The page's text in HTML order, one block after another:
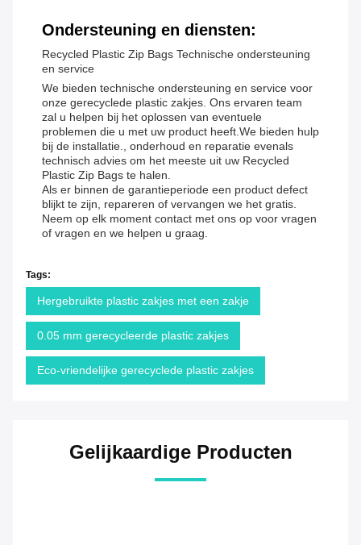
Ondersteuning en diensten:
Recycled Plastic Zip Bags Technische ondersteuning
en service
We bieden technische ondersteuning en service voor
onze gerecyclede plastic zakjes. Ons ervaren team
zal u helpen bij het oplossen van eventuele
problemen die u met uw product heeft.We bieden hulp
bij de installatie., onderhoud en reparatie evenals
technisch advies om het meeste uit uw Recycled
Plastic Zip Bags te halen.
Als er binnen de garantieperiode een product defect
blijkt te zijn, repareren of vervangen we het gratis.
Neem op elk moment contact met ons op voor vragen
of vragen en we helpen u graag.
Tags:
Hergebruikte plastic zakjes met een zakje
0.05 mm gerecycleerde plastic zakjes
Eco-vriendelijke gerecyclede plastic zakjes
Gelijkaardige Producten